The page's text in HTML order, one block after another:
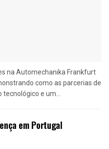
na Automechanika Frankfurt
como as parcerias de
e um...
em Portugal